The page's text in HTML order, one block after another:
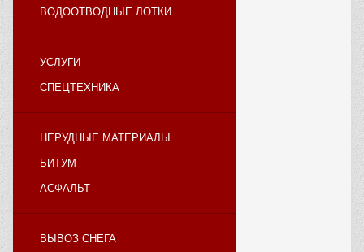
ВОДООТВОДНЫЕ ЛОТКИ
УСЛУГИ
СПЕЦТЕХНИКА
НЕРУДНЫЕ МАТЕРИАЛЫ
БИТУМ
АСФАЛЬТ
ВЫВОЗ СНЕГА